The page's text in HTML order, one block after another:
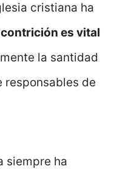
cristiana ha
es vital
la santidad
responsables de
siempre ha